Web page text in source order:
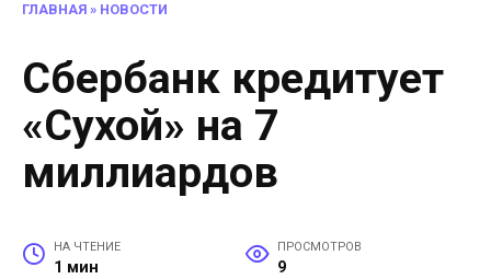
ГЛАВНАЯ » НОВОСТИ
Сбербанк кредитует
«Сухой» на 7
миллиардов
НА ЧТЕНИЕ
1 мин
ПРОСМОТРОВ
9